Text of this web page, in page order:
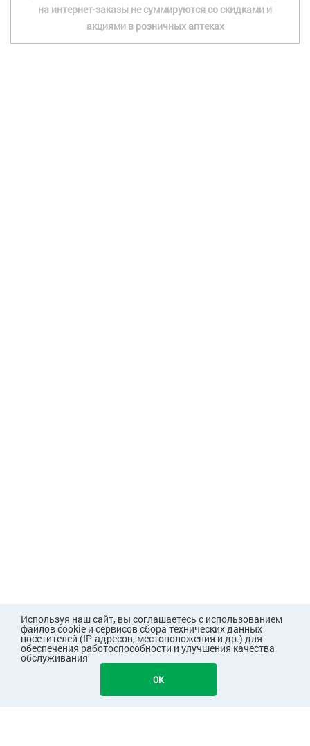
на интернет-заказы не суммируются со скидками и
акциями в розничных аптеках
Используя наш сайт, вы соглашаетесь с использованием
файлов cookie и сервисов сбора технических данных
посетителей (IP-адресов, местоположения и др.) для
обеспечения работоспособности и улучшения качества
обслуживания
OK